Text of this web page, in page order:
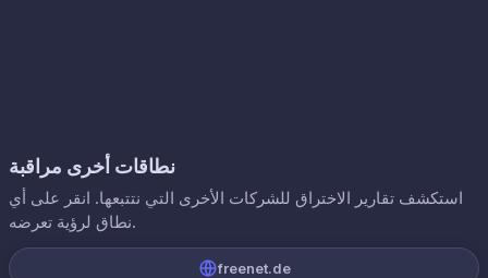
نطاقات أخرى مراقبة
استكشف تقارير الاختراق للشركات الأخرى التي نتتبعها. انقر على أي
نطاق لرؤية تعرضه.
freenet.de